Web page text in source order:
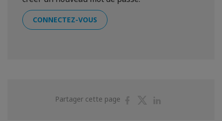
CONNECTEZ-VOUS
Partager cette page
PartagerPartager